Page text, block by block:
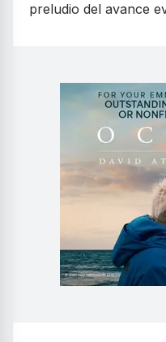
preludio del avance